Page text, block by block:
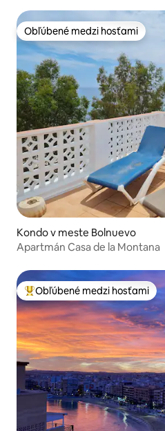
Obľúbené medzi hosťami
Obľúbené medzi hosťami
Kondo v meste Bolnuevo
Apartmán Casa de la Montana
Najobľúbenejšie medzi hosťami
Obľúbené medzi hosťami